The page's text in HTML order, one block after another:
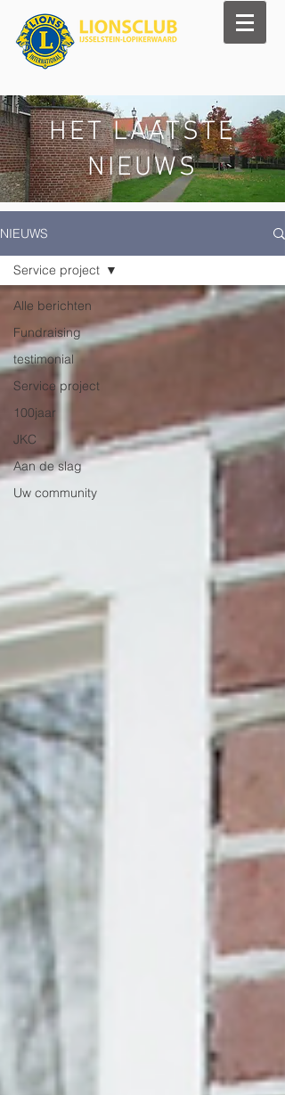
HET LAATSTE
NIEUWS
NIEUWS
Alle berichten
Fundraising
testimonial
Service project
100jaar
JKC
Aan de slag
Uw community
Service project